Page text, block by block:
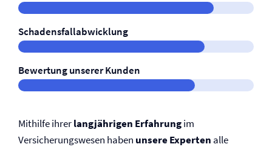
Schadensfallabwicklung
Bewertung unserer Kunden
Mithilfe ihrerlangjährigen Erfahrungim
Versicherungswesen haben unsere Experten alle